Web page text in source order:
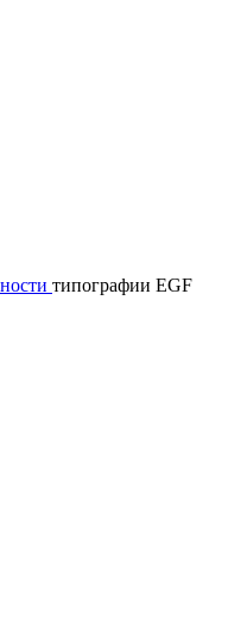
типографии EGF